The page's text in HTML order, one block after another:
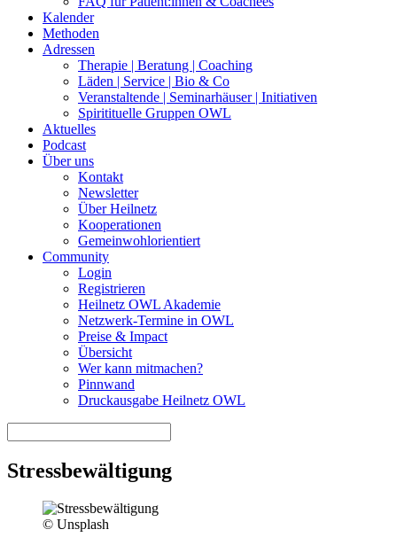
Kalender
Methoden
Adressen
Therapie | Beratung | Coaching
Läden | Service | Bio & Co
Veranstaltende | Seminarhäuser | Initiativen
Spiritituelle Gruppen OWL
Aktuelles
Podcast
Über uns
Kontakt
Newsletter
Über Heilnetz
Kooperationen
Gemeinwohlorientiert
Community
Login
Registrieren
Heilnetz OWL Akademie
Netzwerk-Termine in OWL
Preise & Impact
Übersicht
Wer kann mitmachen?
Pinnwand
Druckausgabe Heilnetz OWL
Stressbewältigung
© Unsplash